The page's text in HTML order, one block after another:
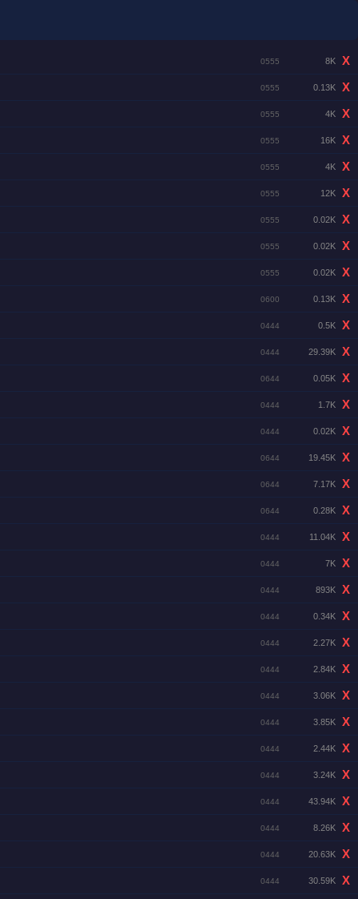
0555 8K X
0555 0.13K X
0555 4K X
0555 16K X
0555 4K X
0555 12K X
0555 0.02K X
0555 0.02K X
0555 0.02K X
0600 0.13K X
0444 0.5K X
0444 29.39K X
0644 0.05K X
0444 1.7K X
0444 0.02K X
0644 19.45K X
0644 7.17K X
0644 0.28K X
0444 11.04K X
0444 7K X
0444 893K X
0444 0.34K X
0444 2.27K X
0444 2.84K X
0444 3.06K X
0444 3.85K X
0444 2.44K X
0444 3.24K X
0444 43.94K X
0444 8.26K X
0444 20.63K X
0444 30.59K X